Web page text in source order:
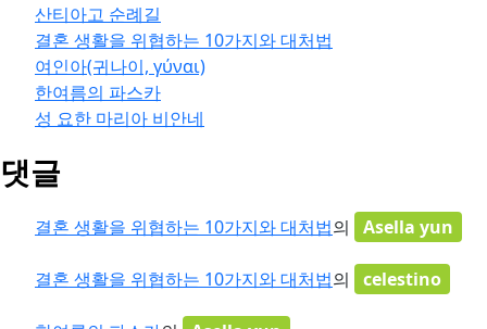
산티아고 순례길
결혼 생활을 위협하는 10가지와 대처법
여인아(귀나이, γύναι)
한여름의 파스카
성 요한 마리아 비안네
댓글
결혼 생활을 위협하는 10가지와 대처법의 Asella yun
결혼 생활을 위협하는 10가지와 대처법의 celestino